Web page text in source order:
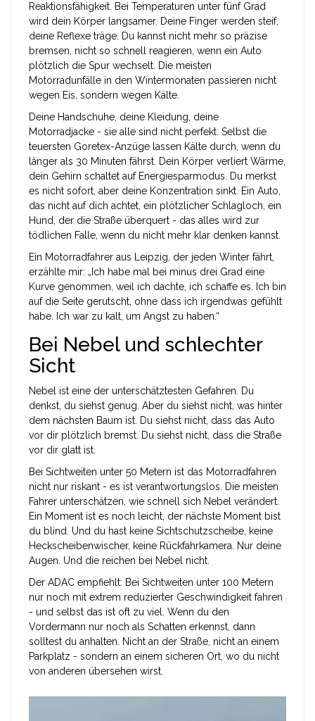
Reaktionsfähigkeit. Bei Temperaturen unter fünf Grad
wird dein Körper langsamer. Deine Finger werden steif,
deine Reflexe träge. Du kannst nicht mehr so präzise
bremsen, nicht so schnell reagieren, wenn ein Auto
plötzlich die Spur wechselt. Die meisten
Motorradunfälle in den Wintermonaten passieren nicht
wegen Eis, sondern wegen Kälte.
Deine Handschuhe, deine Kleidung, deine
Motorradjacke - sie alle sind nicht perfekt. Selbst die
teuersten Goretex-Anzüge lassen Kälte durch, wenn du
länger als 30 Minuten fährst. Dein Körper verliert Wärme,
dein Gehirn schaltet auf Energiesparmodus. Du merkst
es nicht sofort, aber deine Konzentration sinkt. Ein Auto,
das nicht auf dich achtet, ein plötzlicher Schlagloch, ein
Hund, der die Straße überquert - das alles wird zur
tödlichen Falle, wenn du nicht mehr klar denken kannst.
Ein Motorradfahrer aus Leipzig, der jeden Winter fährt,
erzählte mir: „Ich habe mal bei minus drei Grad eine
Kurve genommen, weil ich dachte, ich schaffe es. Ich bin
auf die Seite gerutscht, ohne dass ich irgendwas gefühlt
habe. Ich war zu kalt, um Angst zu haben.“
Bei Nebel und schlechter
Sicht
Nebel ist eine der unterschätztesten Gefahren. Du
denkst, du siehst genug. Aber du siehst nicht, was hinter
dem nächsten Baum ist. Du siehst nicht, dass das Auto
vor dir plötzlich bremst. Du siehst nicht, dass die Straße
vor dir glatt ist.
Bei Sichtweiten unter 50 Metern ist das Motorradfahren
nicht nur riskant - es ist verantwortungslos. Die meisten
Fahrer unterschätzen, wie schnell sich Nebel verändert.
Ein Moment ist es noch leicht, der nächste Moment bist
du blind. Und du hast keine Sichtschutzscheibe, keine
Heckscheibenwischer, keine Rückfahrkamera. Nur deine
Augen. Und die reichen bei Nebel nicht.
Der ADAC empfiehlt: Bei Sichtweiten unter 100 Metern
nur noch mit extrem reduzierter Geschwindigkeit fahren
- und selbst das ist oft zu viel. Wenn du den
Vordermann nur noch als Schatten erkennst, dann
solltest du anhalten. Nicht an der Straße, nicht an einem
Parkplatz - sondern an einem sicheren Ort, wo du nicht
von anderen übersehen wirst.